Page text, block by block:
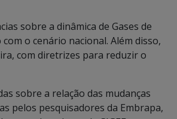
sobre a dinâmica de Gases de
o cenário nacional. Além disso,
com diretrizes para reduzir o
sobre a relação das mudanças
pelos pesquisadores da Embrapa,